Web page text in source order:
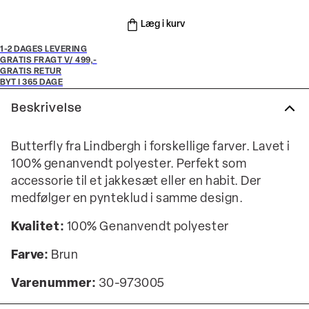
Læg i kurv
1-2 DAGES LEVERING
GRATIS FRAGT V/ 499,-
GRATIS RETUR
BYT I 365 DAGE
Beskrivelse
Butterfly fra Lindbergh i forskellige farver. Lavet i
100% genanvendt polyester. Perfekt som
accessorie til et jakkesæt eller en habit. Der
medfølger en pynteklud i samme design.
Kvalitet: 100% Genanvendt polyester
Farve: Brun
Varenummer: 30-973005